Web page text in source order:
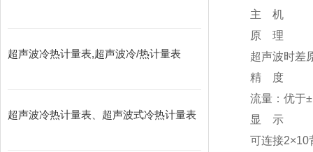
超声波冷热计量表,超声波冷/热计量表
超声波冷热计量表、超声波式冷热计量表
主 机
原 理
超声波时差
精 度
流量：优于
显 示
可连接2×10